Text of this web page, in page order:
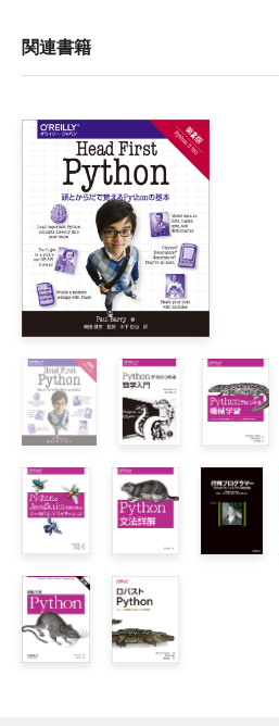
まえがき
1章　Pythonのデータモデル
    1.1　Pythonicなトランプ
    1.2　特殊メソッドの使用方法
1.2.1　数値型のエミュレー
         1.2.2　文字列表現
         1.2.3　算術演算子
         1.2.4　カスタム型のブール値
1.4　lenがメソッドではない理
    1.5　本章のまとめ
    1.6　参考文献
第Ⅱ部　データ構造
2章　シーケンスの配列
2.2　リスト内包表記とジェネ
2.2.1　リスト内包表記と可
2.2.2　リスト内包表記と
関連書籍